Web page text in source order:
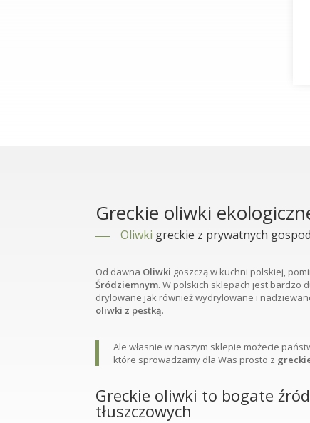
Greckie oliwki
Oliwki greckie z prywatnych
Od dawna Oliwki goszczą w kuchni polskiej,
Śródziemnym. W polskich sklepach jest bardzo
drylowane jak również wydrylowane i
oliwki z pestką.
Ale własnie w naszym sklepie możecie
które sprowadzamy dla Was prosto z
Greckie oliwki to bogate
tłuszczowych